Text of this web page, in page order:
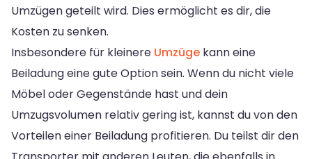
Umzügen geteilt wird. Dies ermöglicht es dir, die
Kosten zu senken.
Insbesondere für kleinere Umzüge kann eine
Beiladung eine gute Option sein. Wenn du nicht viele
Möbel oder Gegenstände hast und dein
Umzugsvolumen relativ gering ist, kannst du von den
Vorteilen einer Beiladung profitieren. Du teilst dir den